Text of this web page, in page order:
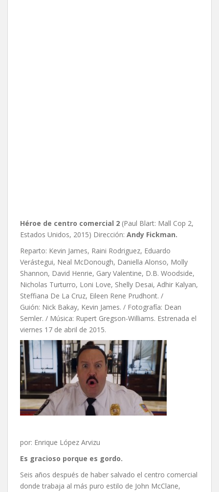
Héroe de centro comercial 2 (Paul Blart: Mall Cop 2,
Estados Unidos, 2015) Dirección: Andy Fickman.
Reparto: Kevin James, Raini Rodriguez, Eduardo
Verástegui, Neal McDonough, Daniella Alonso, Molly
Shannon, David Henrie, Gary Valentine, D.B. Woodside,
Nicholas Turturro, Loni Love, Shelly Desai, Adhir Kalyan,
Steffiana De La Cruz, Eileen Rene Prudhont. /
Guión: Nick Bakay, Kevin James. / Fotografía: Dean
Semler. / Música: Rupert Gregson-Williams. Estrenada el
viernes 17 de abril de 2015.
por: Enrique López Arvizu
Es gracioso porque es gordo.
Seis años después de haber salvado el centro comercial
donde trabaja al más puro estilo de John McClane,